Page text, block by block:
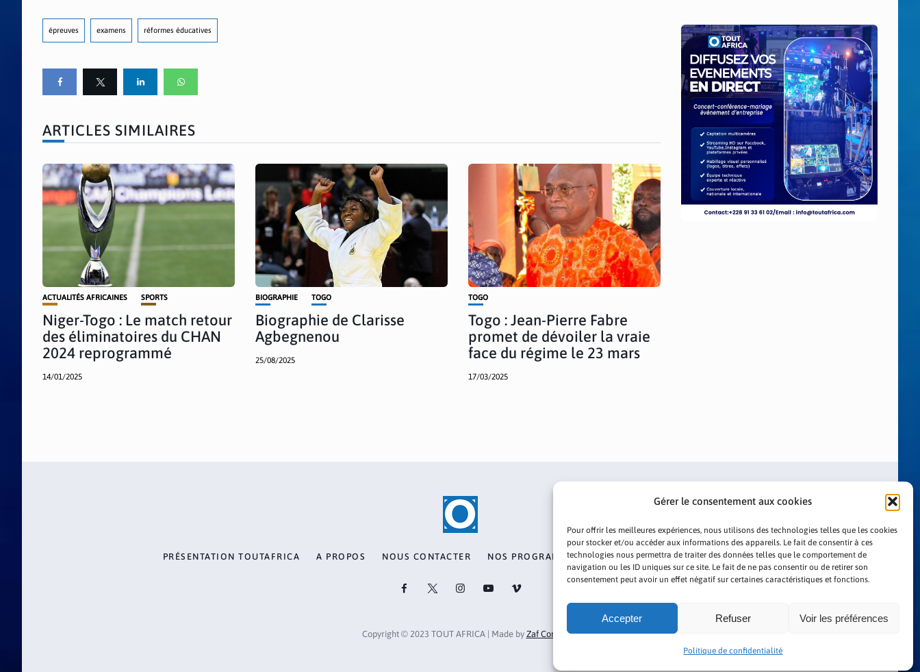
Gérer le consentement aux cookies
Pour offrir les meilleures expériences, nous utilisons des technologies telles que les cookies
pour stocker et/ou accéder aux informations des appareils. Le fait de consentir à ces
technologies nous permettra de traiter des données telles que le comportement de
navigation ou les ID uniques sur ce site. Le fait de ne pas consentir ou de retirer son
consentement peut avoir un effet négatif sur certaines caractéristiques et fonctions.
Accepter Refuser Voir les préférences
Politique de confidentialité
épreuves examens réformes éducatives
ARTICLES SIMILAIRES
ACTUALITÉS AFRICAINES SPORTS
Niger-Togo : Le match retour
des éliminatoires du CHAN
2024 reprogrammé
14/01/2025
BIOGRAPHIE TOGO
Biographie de Clarisse
Agbegnenou
25/08/2025
TOGO
Togo : Jean-Pierre Fabre
promet de dévoiler la vraie
face du régime le 23 mars
17/03/2025
PRÉSENTATION TOUTAFRICA A PROPOS NOUS CONTACTER NOS PROGRAMMES POLITIQUE DE CONFIDENTIALITÉ
Copyright © 2023 TOUT AFRICA | Made by Zaf Com